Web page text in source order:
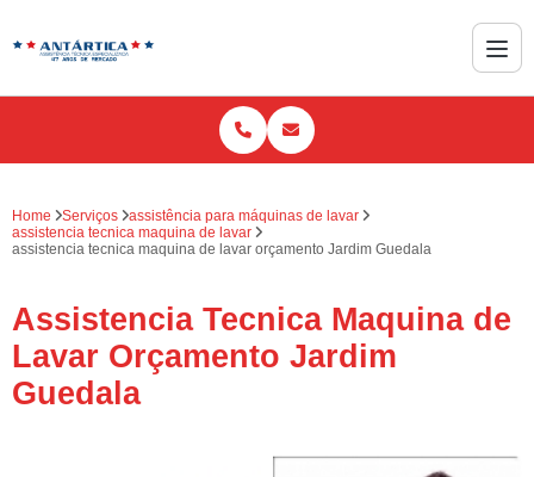
Home Serviços
assistência para máquinas de lavar
assistencia tecnica maquina de lavar
assistencia tecnica maquina de lavar orçamento Jardim Guedala
Assistencia Tecnica Maquina de
Lavar Orçamento Jardim
Guedala